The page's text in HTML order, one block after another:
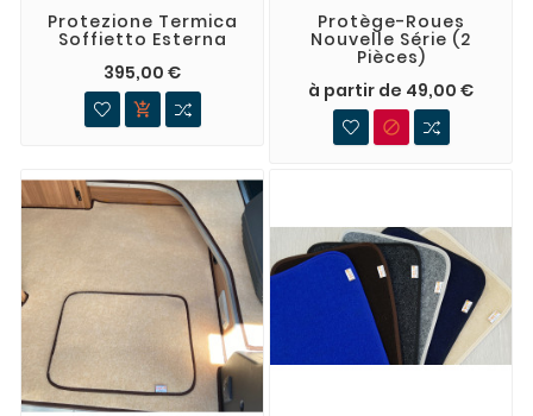
Protezione Termica
Soffietto Esterna
395,00 €

Protège-Roues
Nouvelle Série (2
Pièces)
à partir de 49,00 €
